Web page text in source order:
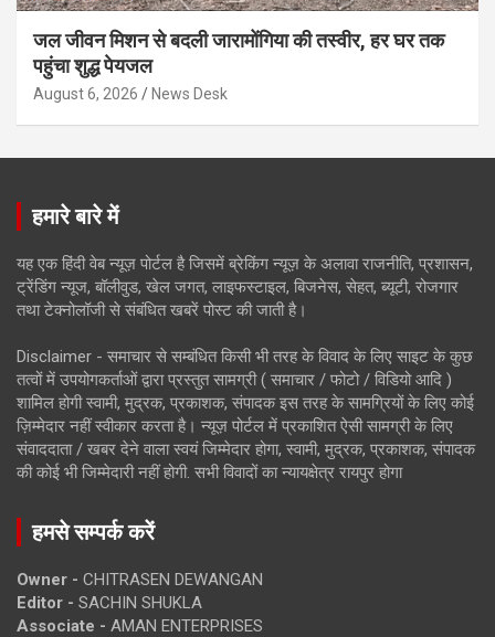
जल जीवन मिशन से बदली जारामोंगिया की तस्वीर, हर घर तक
पहुंचा शुद्ध पेयजल
August 6, 2026 News Desk
हमारे बारे में
यह एक हिंदी वेब न्यूज़ पोर्टल है जिसमें ब्रेकिंग न्यूज़ के अलावा राजनीति, प्रशासन,
ट्रेंडिंग न्यूज, बॉलीवुड, खेल जगत, लाइफस्टाइल, बिजनेस, सेहत, ब्यूटी, रोजगार
तथा टेक्नोलॉजी से संबंधित खबरें पोस्ट की जाती है।
Disclaimer - समाचार से सम्बंधित किसी भी तरह के विवाद के लिए साइट के कुछ
तत्वों में उपयोगकर्ताओं द्वारा प्रस्तुत सामग्री ( समाचार / फोटो / विडियो आदि )
शामिल होगी स्वामी, मुद्रक, प्रकाशक, संपादक इस तरह के सामग्रियों के लिए कोई
ज़िम्मेदार नहीं स्वीकार करता है। न्यूज़ पोर्टल में प्रकाशित ऐसी सामग्री के लिए
संवाददाता / खबर देने वाला स्वयं जिम्मेदार होगा, स्वामी, मुद्रक, प्रकाशक, संपादक
की कोई भी जिम्मेदारी नहीं होगी. सभी विवादों का न्यायक्षेत्र रायपुर होगा
हमसे सम्पर्क करें
Owner - CHITRASEN DEWANGAN
Editor - SACHIN SHUKLA
Associate - AMAN ENTERPRISES